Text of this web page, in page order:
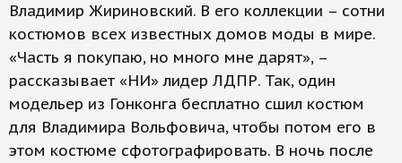
Владимир Жириновский. В его коллекции – сотни
костюмов всех известных домов моды в мире.
«Часть я покупаю, но много мне дарят», –
рассказывает «НИ» лидер ЛДПР. Так, один
модельер из Гонконга бесплатно сшил костюм
для Владимира Вольфовича, чтобы потом его в
этом костюме сфотографировать. В ночь после